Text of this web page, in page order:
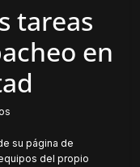
tareas
en
su página de
del propio